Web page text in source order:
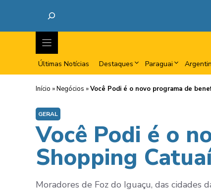
Últimas Notícias Destaques Paraguai
Início »Negócios »Você Podi é o novo programa de
GERAL
Você Podi é o
Shopping
Moradores de Foz do Iguaçu, das cidades